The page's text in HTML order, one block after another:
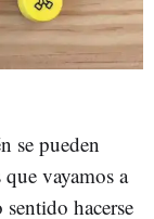
se pueden
vayamos a
hacerse